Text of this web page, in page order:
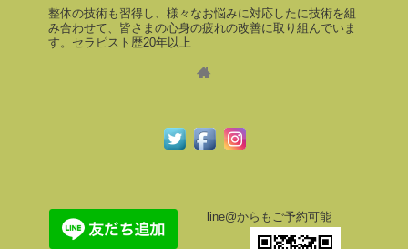
整体の技術も習得し、様々なお悩みに対応したに技術を組
み合わせて、皆さまの心身の疲れの改善に取り組んでいま
す。セラピスト歴20年以上
line@からもご予約可能